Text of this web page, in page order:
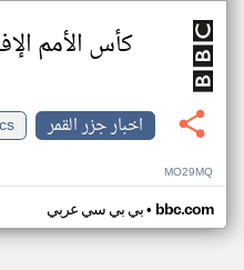
كأس الأمم
اخبار جزر القمر
MO29MQ
بي بي سي عربي• bbc.com